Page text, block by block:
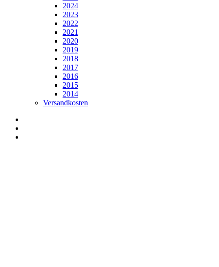
2024
2023
2022
2021
2020
2019
2018
2017
2016
2015
2014
Versandkosten